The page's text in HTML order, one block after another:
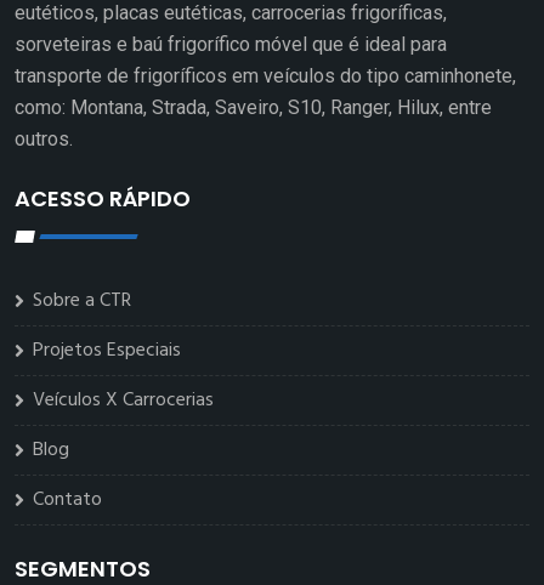
eutéticos, placas eutéticas, carrocerias frigoríficas,
sorveteiras e baú frigorífico móvel que é ideal para
transporte de frigoríficos em veículos do tipo caminhonete,
como: Montana, Strada, Saveiro, S10, Ranger, Hilux, entre
outros.
ACESSO RÁPIDO
Sobre a CTR
Projetos Especiais
Veículos X Carrocerias
Blog
Contato
SEGMENTOS